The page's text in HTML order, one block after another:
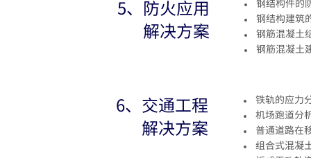
5、防火应用
解决方案
钢结构件的
钢结构建筑
钢筋混凝土
钢筋混凝土
6、交通工程
解决方案
铁轨的应力
机场跑道分
普通道路在
组合式混凝